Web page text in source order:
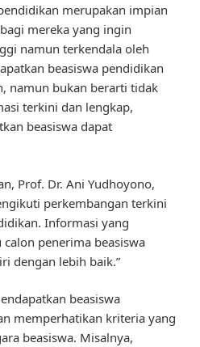
merupakan impian
mereka yang ingin
namun terkendala oleh
beasiswa pendidikan
namun bukan berarti tidak
terkini dan lengkap,
beasiswa dapat
Prof. Dr. Ani Yudhoyono,
perkembangan terkini
Informasi yang
penerima beasiswa
dengan lebih baik.”
beasiswa
memperhatikan kriteria yang
beasiswa. Misalnya,